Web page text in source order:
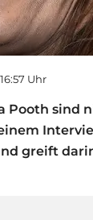
Uhr
Pooth sind
greift